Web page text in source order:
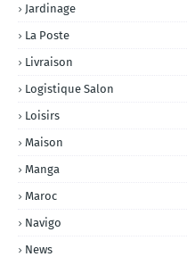
Jardinage
La Poste
Livraison
Logistique Salon
Loisirs
Maison
Manga
Maroc
Navigo
News